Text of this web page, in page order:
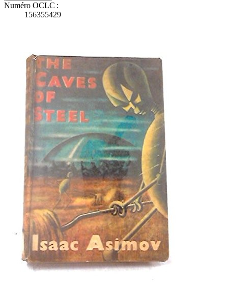
Numéro OCLC :
156355429